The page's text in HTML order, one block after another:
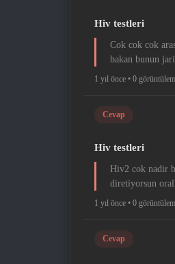
Hiv testleri
Cok cok cok
bakan bunun
1 yıl önce • 0
Cevap
Hiv testleri
Hiv2 cok nadir
diretiyorsun
1 yıl önce • 0
Cevap